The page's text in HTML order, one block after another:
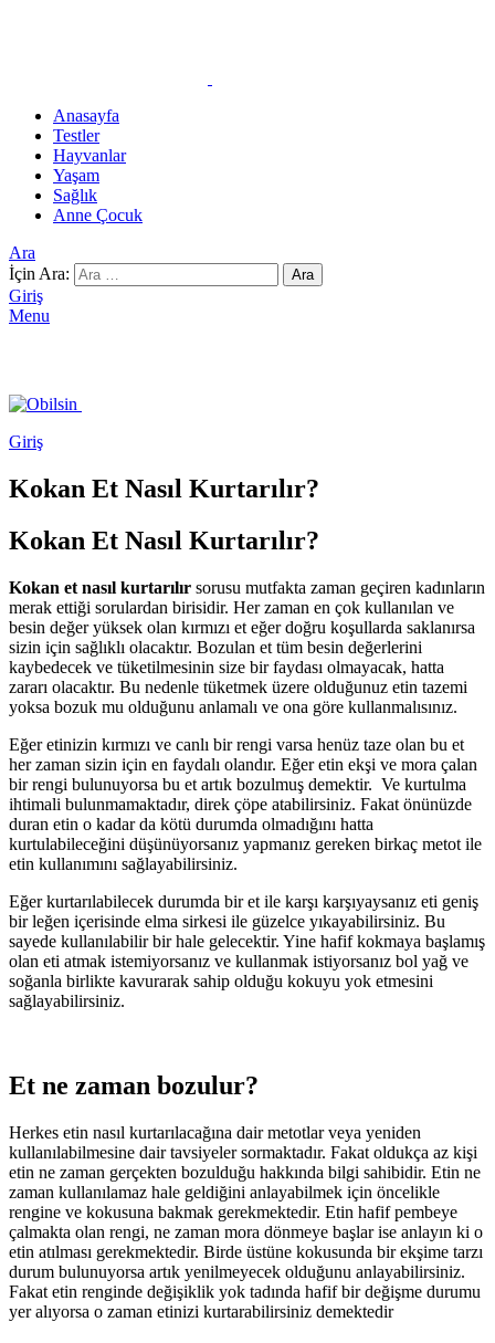
Anasayfa
Testler
Hayvanlar
Yaşam
Sağlık
Anne Çocuk
Ara
İçin Ara:
Ara
Giriş
Menu
Giriş
Kokan Et Nasıl Kurtarılır?
Kokan Et Nasıl Kurtarılır?
Kokan et nasıl kurtarılır sorusu mutfakta zaman geçiren kadınların
merak ettiği sorulardan birisidir. Her zaman en çok kullanılan ve
besin değer yüksek olan kırmızı et eğer doğru koşullarda saklanırsa
sizin için sağlıklı olacaktır. Bozulan et tüm besin değerlerini
kaybedecek ve tüketilmesinin size bir faydası olmayacak, hatta
zararı olacaktır. Bu nedenle tüketmek üzere olduğunuz etin tazemi
yoksa bozuk mu olduğunu anlamalı ve ona göre kullanmalısınız.
Eğer etinizin kırmızı ve canlı bir rengi varsa henüz taze olan bu et
her zaman sizin için en faydalı olandır. Eğer etin ekşi ve mora çalan
bir rengi bulunuyorsa bu et artık bozulmuş demektir. Ve kurtulma
ihtimali bulunmamaktadır, direk çöpe atabilirsiniz. Fakat önünüzde
duran etin o kadar da kötü durumda olmadığını hatta
kurtulabileceğini düşünüyorsanız yapmanız gereken birkaç metot ile
etin kullanımını sağlayabilirsiniz.
Eğer kurtarılabilecek durumda bir et ile karşı karşıyaysanız eti geniş
bir leğen içerisinde elma sirkesi ile güzelce yıkayabilirsiniz. Bu
sayede kullanılabilir bir hale gelecektir. Yine hafif kokmaya başlamış
olan eti atmak istemiyorsanız ve kullanmak istiyorsanız bol yağ ve
soğanla birlikte kavurarak sahip olduğu kokuyu yok etmesini
sağlayabilirsiniz.
Et ne zaman bozulur?
Herkes etin nasıl kurtarılacağına dair metotlar veya yeniden
kullanılabilmesine dair tavsiyeler sormaktadır. Fakat oldukça az kişi
etin ne zaman gerçekten bozulduğu hakkında bilgi sahibidir. Etin ne
zaman kullanılamaz hale geldiğini anlayabilmek için öncelikle
rengine ve kokusuna bakmak gerekmektedir. Etin hafif pembeye
çalmakta olan rengi, ne zaman mora dönmeye başlar ise anlayın ki o
etin atılması gerekmektedir. Birde üstüne kokusunda bir ekşime tarzı
durum bulunuyorsa artık yenilmeyecek olduğunu anlayabilirsiniz.
Fakat etin renginde değişiklik yok tadında hafif bir değişme durumu
yer alıyorsa o zaman etinizi kurtarabilirsiniz demektedir